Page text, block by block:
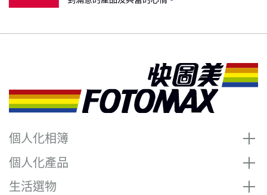
個人化相簿
個人化產品
生活選物